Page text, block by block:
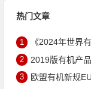
热门文章
1 《2024年世界有机农
2 2019版有机产
3 欧盟有机新规